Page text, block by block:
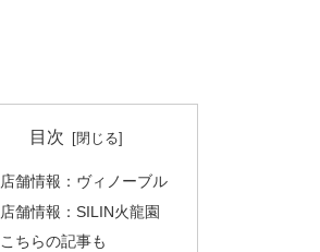
目次
店舗情報：ヴィノーブル
店舗情報：SILIN火龍園
こちらの記事も